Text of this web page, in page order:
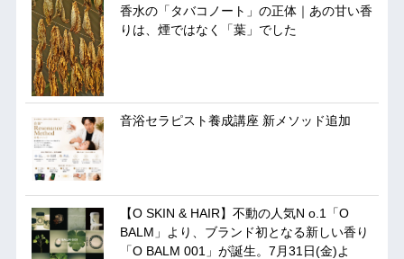
香水の「タバコノート」の正体｜あの甘い香
りは、煙ではなく「葉」でした
音浴セラピスト養成講座 新メソッド追加
【O SKIN & HAIR】不動の人気N o.1「O
BALM」より、ブランド初となる新しい香り
「O BALM 001」が誕生。7月31日(金)よ